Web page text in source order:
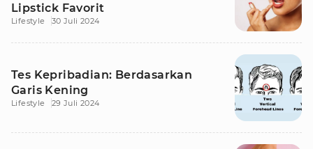
Lipstick Favorit
Lifestyle 30 Juli 2024
Tes Kepribadian: Berdasarkan
Garis Kening
Lifestyle 29 Juli 2024